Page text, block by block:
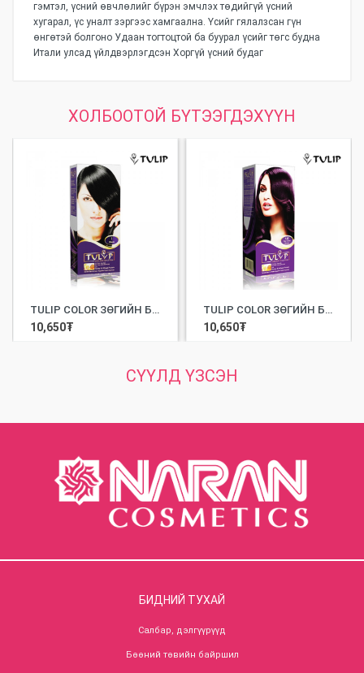
гэмтэл, үсний өвчлөлийг бүрэн эмчлэх төдийгүй үсний
хугарал, үс уналт зэргээс хамгаална. Үсийг гялалзсан гүн
өнгөтэй болгоно Удаан тогтоцтой ба буурал үсийг төгс будна
Итали улсад үйлдвэрлэгдсэн Хоргүй үсний будаг
ХОЛБООТОЙ БҮТЭЭГДЭХҮҮН
TULIP COLOR ЗӨГИЙН БАЛ УУРАГ АГУУЛСАН ҮСНИЙ БУДАГ EXTRA 1 /100МЛ/
10,650₮
TULIP COLOR ЗӨГИЙН БАЛ УУРАГ АГУУЛСАН ҮСНИЙ БУДАГ EXTRA 4.62 /100МЛ/
10,650₮
СҮҮЛД ҮЗСЭН
БИДНИЙ ТУХАЙ
Салбар, дэлгүүрүүд
Бөөний төвийн байршил